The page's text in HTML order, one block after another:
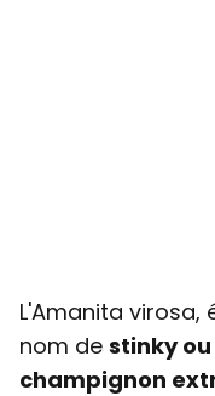
L'Amanita virosa,
nom de stinky
champignon